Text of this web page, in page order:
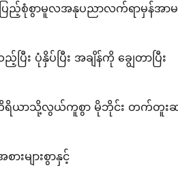
ြီးပြည့်စုံစွာမူလအနုပညာလက်ရာမှန်အာ
ပုံနှိပ်ပြီး အချိန်ကို ချွေတာပြီး
းကိရိယာသို့လွယ်ကူစွာ မိုဘိုင်း တက်တူး
များစွာနှင့်